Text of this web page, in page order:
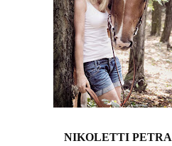
NIKOLETTI PETRA